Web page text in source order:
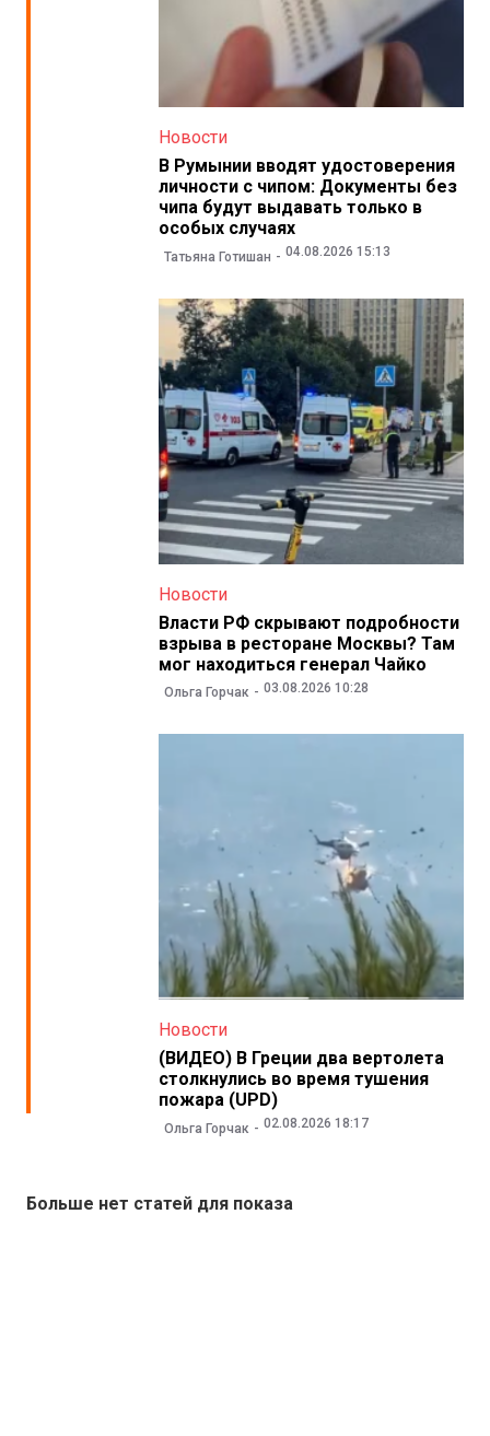
Новости
В Румынии вводят удостоверения
личности с чипом: Документы без
чипа будут выдавать только в
особых случаях
Татьяна Готишан 04.08.2026 15:13
Новости
Власти РФ скрывают подробности
взрыва в ресторане Москвы? Там
мог находиться генерал Чайко
Ольга Горчак 03.08.2026 10:28
Новости
(ВИДЕО) В Греции два вертолета
столкнулись во время тушения
пожара (UPD)
Ольга Горчак 02.08.2026 18:17
Больше нет статей для показа